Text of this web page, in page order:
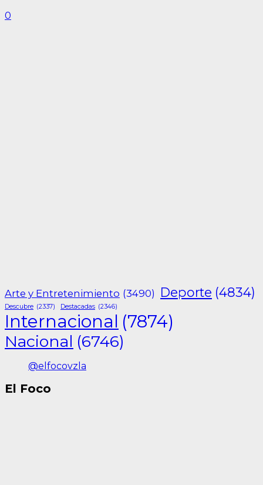
0
Arte y Entretenimiento (3490) Deporte (4834)
Descubre (2337) Destacadas (2346)
Internacional (7874)
Nacional (6746)
@elfocovzla
El Foco